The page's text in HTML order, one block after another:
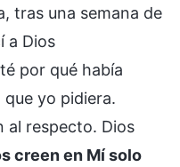
tras una semana de
a Dios
por qué había
yo pidiera.
al respecto. Dios
creen en Mí solo